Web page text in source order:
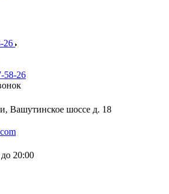
26
58-26
Вашутинское шоссе д. 18
20:00